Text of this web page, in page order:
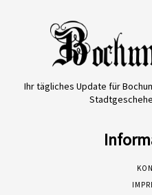
Ihr tägliches Update für